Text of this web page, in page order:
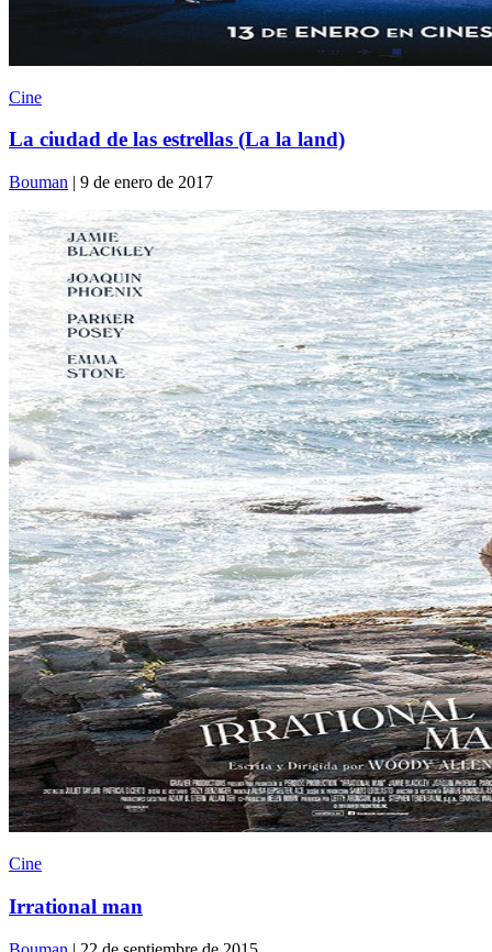
Cine
La ciudad de las estrellas (La la land)
Bouman | 9 de enero de 2017
Cine
Irrational man